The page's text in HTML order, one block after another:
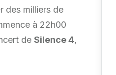
des milliers de
à 22h00
de Silence 4,